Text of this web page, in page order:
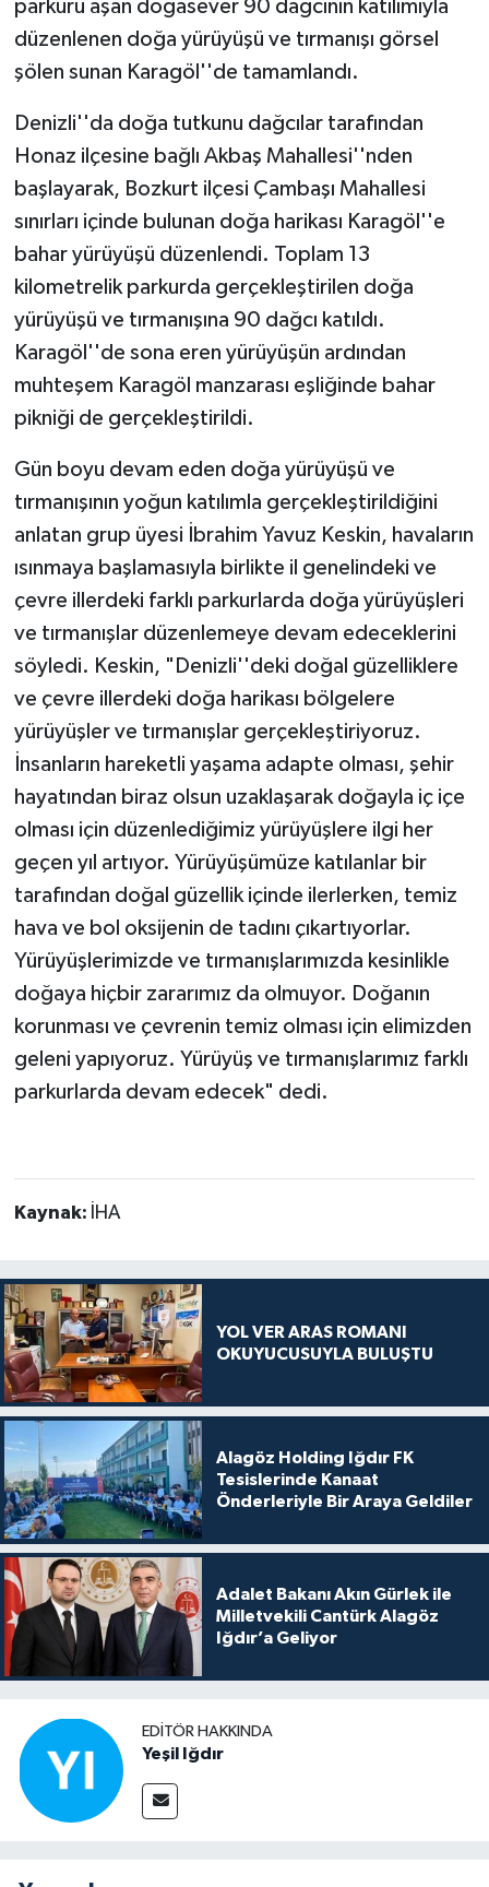
parkuru aşan doğasever 90 dağcının katılımıyla
düzenlenen doğa yürüyüşü ve tırmanışı görsel
şölen sunan Karagöl''de tamamlandı.
Denizli''da doğa tutkunu dağcılar tarafından
Honaz ilçesine bağlı Akbaş Mahallesi''nden
başlayarak, Bozkurt ilçesi Çambaşı Mahallesi
sınırları içinde bulunan doğa harikası Karagöl''e
bahar yürüyüşü düzenlendi. Toplam 13
kilometrelik parkurda gerçekleştirilen doğa
yürüyüşü ve tırmanışına 90 dağcı katıldı.
Karagöl''de sona eren yürüyüşün ardından
muhteşem Karagöl manzarası eşliğinde bahar
pikniği de gerçekleştirildi.
Gün boyu devam eden doğa yürüyüşü ve
tırmanışının yoğun katılımla gerçekleştirildiğini
anlatan grup üyesi İbrahim Yavuz Keskin, havaların
ısınmaya başlamasıyla birlikte il genelindeki ve
çevre illerdeki farklı parkurlarda doğa yürüyüşleri
ve tırmanışlar düzenlemeye devam edeceklerini
söyledi. Keskin, "Denizli''deki doğal güzelliklere
ve çevre illerdeki doğa harikası bölgelere
yürüyüşler ve tırmanışlar gerçekleştiriyoruz.
İnsanların hareketli yaşama adapte olması, şehir
hayatından biraz olsun uzaklaşarak doğayla iç içe
olması için düzenlediğimiz yürüyüşlere ilgi her
geçen yıl artıyor. Yürüyüşümüze katılanlar bir
tarafından doğal güzellik içinde ilerlerken, temiz
hava ve bol oksijenin de tadını çıkartıyorlar.
Yürüyüşlerimizde ve tırmanışlarımızda kesinlikle
doğaya hiçbir zararımız da olmuyor. Doğanın
korunması ve çevrenin temiz olması için elimizden
geleni yapıyoruz. Yürüyüş ve tırmanışlarımız farklı
parkurlarda devam edecek" dedi.
Kaynak: İHA
YOL VER ARAS ROMANI
OKUYUCUSUYLA BULUŞTU
Alagöz Holding Iğdır FK
Tesislerinde Kanaat
Önderleriyle Bir Araya Geldiler
Adalet Bakanı Akın Gürlek ile
Milletvekili Cantürk Alagöz
Iğdır’a Geliyor
EDITÖR HAKKINDA
Yeşil Iğdır